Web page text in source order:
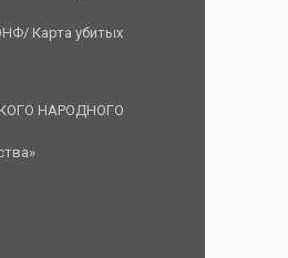
Карта убитых
НАРОДНОГО